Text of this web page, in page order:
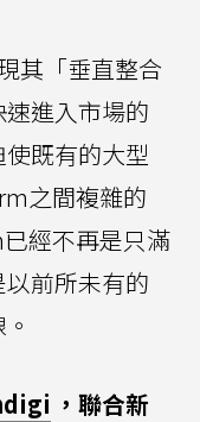
其「垂直整合
進入市場的
既有的大型
之間複雜的
經不再是只滿
前所未有的
，聯合新